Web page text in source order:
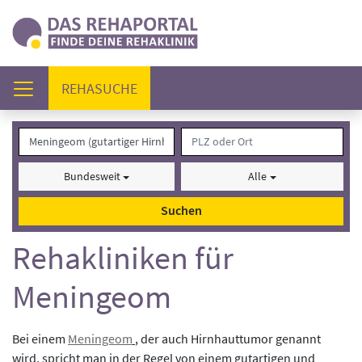
REHASUCHE(AKTUELL)
Bundesweit Alle
Suchen
Rehakliniken für
Meningeom
Bei einem Meningeom , der auch Hirnhauttumor genannt
wird, spricht man in der Regel von einem gutartigen und